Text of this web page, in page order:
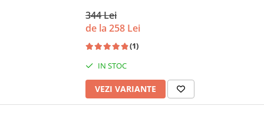
344 Lei
de la 258 Lei
(1)
IN STOC
VEZI VARIANTE